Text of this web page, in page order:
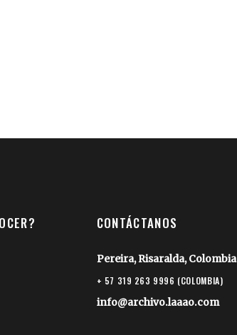
CONTÁCTANOS
Pereira, Risaralda, Colombia
+ 57 319 263 9996 (COLOMBIA)
info@archivo.laaao.com